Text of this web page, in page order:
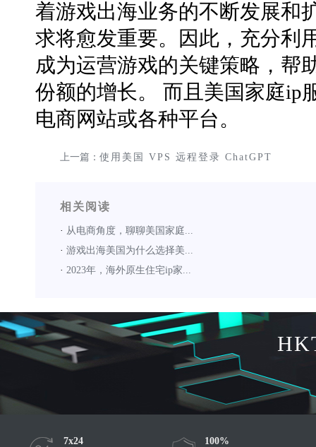
着游戏出海业务的不断发展和
求将愈发重要。因此，充分利
成为运营游戏的关键策略，帮
份额的增长。 而且美国家庭ip
电商网站或各种平台。
上一篇： 使用美国 VPS 远程登录 ChatGPT
相关阅读
· 从电商角度，聊聊美国家庭...
· 游戏出海美国为什么选择美...
· 2023年，海外原生住宅ip家...
7x24
100%